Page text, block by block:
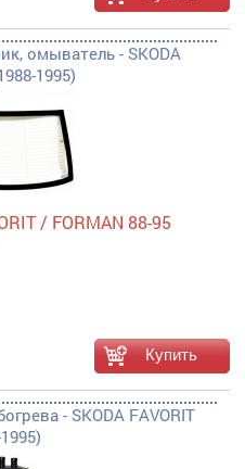
омыватель - SKODA
1995)
/ FORMAN 88-95
- SKODA FAVORIT